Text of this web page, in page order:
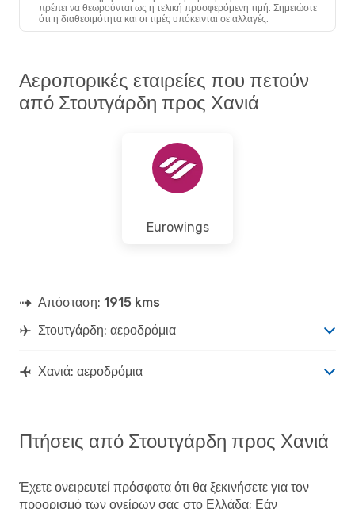
πρέπει να θεωρούνται ως η τελική προσφερόμενη τιμή. Σημειώστε
ότι η διαθεσιμότητα και οι τιμές υπόκεινται σε αλλαγές.
Αεροπορικές εταιρείες που πετούν
από Στουτγάρδη προς Χανιά
Eurowings
Απόσταση: 1915 kms
Στουτγάρδη: αεροδρόμια
Χανιά: αεροδρόμια
Πτήσεις από Στουτγάρδη προς Χανιά
Έχετε ονειρευτεί πρόσφατα ότι θα ξεκινήσετε για τον
προορισμό των ονείρων σας στο Ελλάδα; Εάν